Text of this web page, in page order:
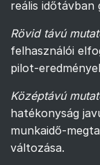
reális időtávban
Rövid távú
felhasználói
pilot-
Középtávú
hatékonyság
munkaidő-
változása.